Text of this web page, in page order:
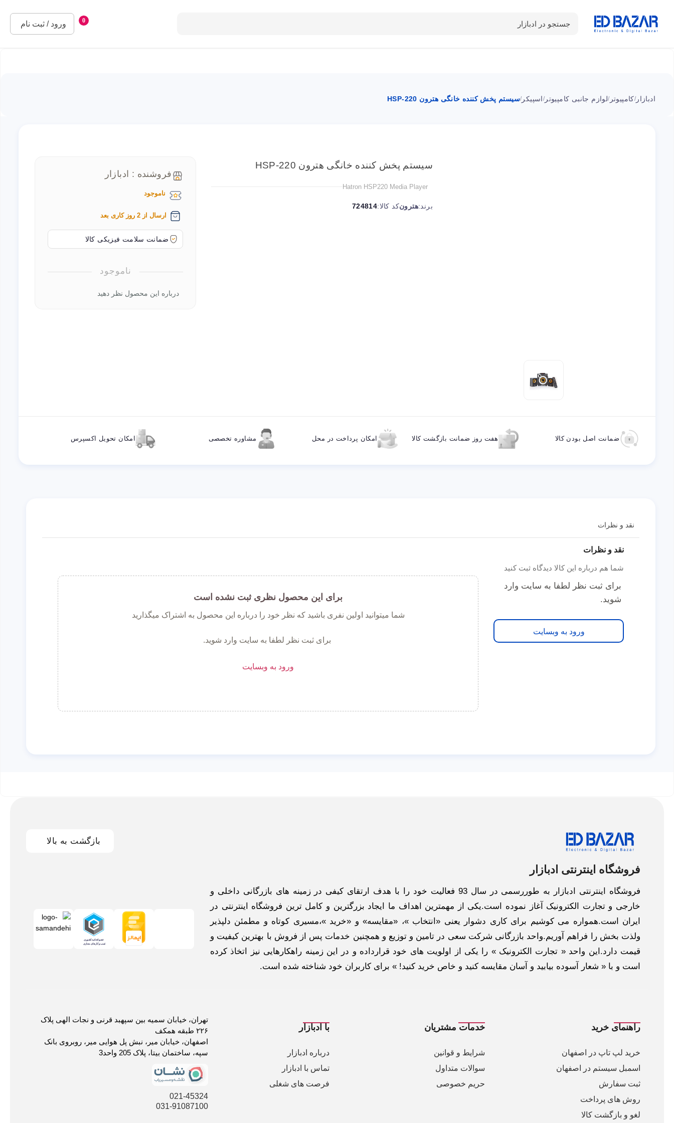
جستجو در ادبازار 0
ورود / ثبت نام
دسته بندی محصولات
ادبازار /کامپیوتر /لوازم جانبی کامپیوتر /اسپیکر /سیستم پخش کننده خانگی هترون HSP-220
سیستم پخش کننده خانگی هترون HSP-220
Hatron HSP220 Media Player
برند:هترونکد کالا:724814
فروشنده : ادبازار
ناموجود
ارسال از 2 روز کاری بعد
ضمانت سلامت فیزیکی کالا
ناموجود
درباره این محصول نظر دهید
ضمانت اصل بودن کالا هفت روز ضمانت بازگشت کالا امکان پرداخت در محل مشاوره تخصصی امکان تحویل اکسپرس
نقد و نظرات
نقد و نظرات
شما هم درباره این کالا دیدگاه ثبت کنید
برای ثبت نظر لطفا به سایت وارد
شوید.
ورود به وبسایت
برای این محصول نظری ثبت نشده است
شما میتوانید اولین نفری باشید که نظر خود را درباره این محصول به اشتراک میگذارید
برای ثبت نظر لطفا به سایت وارد شوید.
ورود به وبسایت
بازگشت به بالا
فروشگاه اینترنتی ادبازار
فروشگاه اینترنتی ادبازار به طوررسمی در سال 93 فعالیت خود را با هدف ارتقای کیفی در زمینه های بازرگانی داخلی و
خارجی و تجارت الکترونیک آغاز نموده است.یکی از مهمترین اهداف ما ایجاد بزرگترین و کامل ترین فروشگاه اینترنتی در
ایران است.همواره می کوشیم برای کاری دشوار یعنی «انتخاب »، «مقایسه» و «خرید »،مسیری کوتاه و مطمئن دلپذیر
ولذت بخش را فراهم آوریم.واحد بازرگانی شرکت سعی در تامین و توزیع و همچنین خدمات پس از فروش با بهترین کیفیت و
قیمت دارد.این واحد « تجارت الکترونیک » را یکی از اولویت های خود قرارداده و در این زمینه راهکارهایی نیز اتخاذ کرده
است و با « شعار آسوده بیابید و آسان مقایسه کنید و خاص خرید کنید! » برای کاربران خود شناخته شده است.
راهنمای خرید
خرید لپ تاپ در اصفهان
اسمبل سیستم در اصفهان
ثبت سفارش
روش های پرداخت
لغو و بازگشت کالا
خدمات مشتریان
شرایط و قوانین
سوالات متداول
حریم خصوصی
با ادبازار
درباره ادبازار
تماس با ادبازار
فرصت های شغلی
تهران، خیابان سمیه بین سپهبد قرنی و نجات الهی پلاک
۲۲۶ طبقه همکف
اصفهان، خیابان میر، نبش پل هوایی میر، روبروی بانک
سپه، ساختمان بیتا، پلاک 205 واحد3
021-45324
031-91087100